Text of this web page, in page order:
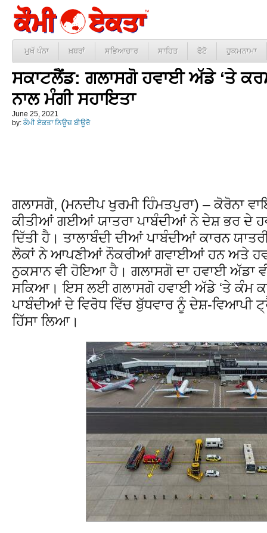
ਮੁਖੱ ਪੰਨਾ ਖ਼ਬਰਾਂ ਸਭਿਆਚਾਰ ਸਾਹਿਤ ਫੋਟੋ ਹੁਕਮਨਾਮਾ
ਸਕਾਟਲੈਂਡ: ਗਲਾਸਗੋ ਹਵਾਈ ਅੱਡੇ ‘ਤੇ
ਨਾਲ ਮੰਗੀ ਸਹਾਇਤਾ
June 25, 2021
by: ਕੌਮੀ ਏਕਤਾ ਨਿਊਜ਼ ਬੀਊਰੋ
ਗਲਾਸਗੋ, (ਮਨਦੀਪ ਖੁਰਮੀ ਹਿੰਮਤਪੁਰਾ) – ਕੋਰੋਨਾ
ਕੀਤੀਆਂ ਗਈਆਂ ਯਾਤਰਾ ਪਾਬੰਦੀਆਂ ਨੇ ਦੇਸ਼ ਭਰ ਦੇ
ਦਿੱਤੀ ਹੈ। ਤਾਲਾਬੰਦੀ ਦੀਆਂ ਪਾਬੰਦੀਆਂ ਕਾਰਨ
ਲੋਕਾਂ ਨੇ ਆਪਣੀਆਂ ਨੌਕਰੀਆਂ ਗਵਾਈਆਂ ਹਨ ਅਤੇ
ਨੁਕਸਾਨ ਵੀ ਹੋਇਆ ਹੈ। ਗਲਾਸਗੋ ਦਾ ਹਵਾਈ ਅੱਡਾ ਵੀ
ਸਕਿਆ। ਇਸ ਲਈ ਗਲਾਸਗੋ ਹਵਾਈ ਅੱਡੇ ‘ਤੇ ਕੰਮ
ਪਾਬੰਦੀਆਂ ਦੇ ਵਿਰੋਧ ਵਿੱਚ ਬੁੱਧਵਾਰ ਨੂੰ ਦੇਸ਼-
ਹਿੱਸਾ ਲਿਆ।